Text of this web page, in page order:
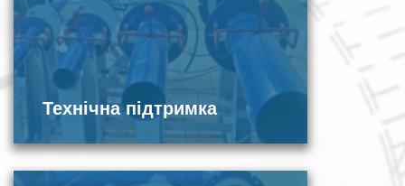
Технічна підтримка